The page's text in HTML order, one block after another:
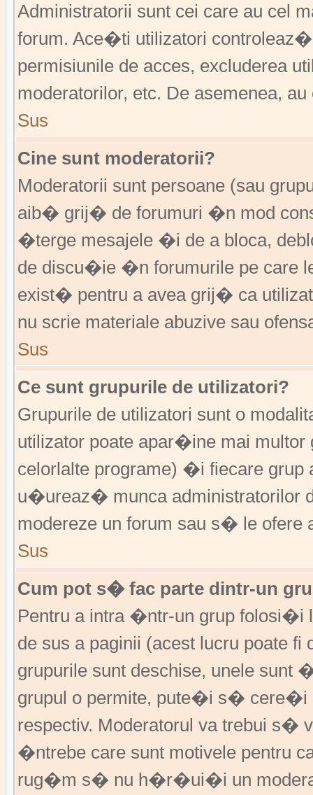
Administratorii sunt cei care au cel
forum. Ace�ti utilizatori
permisiunile de acces, excluderea
moderatorilor, etc. De asemenea,
Sus
Cine sunt moderatorii?
Moderatorii sunt persoane (sau
aib� grij� de forumuri �n mod
�terge mesajele �i de a bloca,
de discu�ie �n forumurile pe care
exist� pentru a avea grij� ca
nu scrie materiale abuzive sau
Sus
Ce sunt grupurile de utilizatori?
Grupurile de utilizatori sunt o
utilizator poate apar�ine mai
celorlalte programe) �i fiecare grup
u�ureaz� munca
modereze un forum sau s� le
Sus
Cum pot s� fac parte dintr-un
Pentru a intra �ntr-un grup folosi�i
de sus a paginii (acest lucru poate
grupurile sunt deschise, unele
grupul o permite, pute�i s�
respectiv. Moderatorul va trebui
�ntrebe care sunt motivele
rug�m s� nu h�r�ui�i un